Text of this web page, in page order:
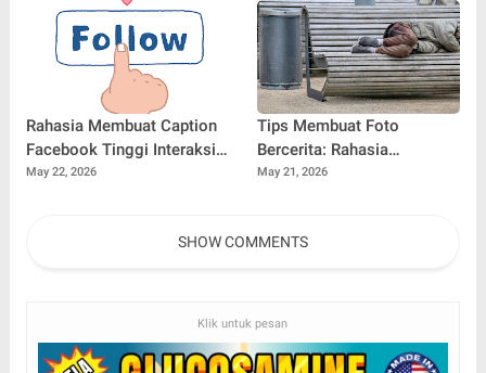
Rahasia Membuat Caption
Facebook Tinggi Interaksi:
Strategi Jitu Agar
May 22, 2026
Tips Membuat Foto
Bercerita: Rahasia
Menghasilkan Foto yang
May 21, 2026
SHOW COMMENTS
Klik untuk pesan